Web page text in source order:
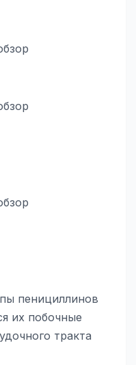
пенициллинов
их побочные
тракта